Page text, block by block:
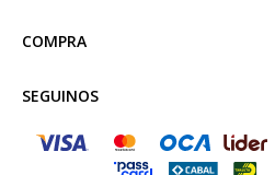
COMPRA
SEGUINOS